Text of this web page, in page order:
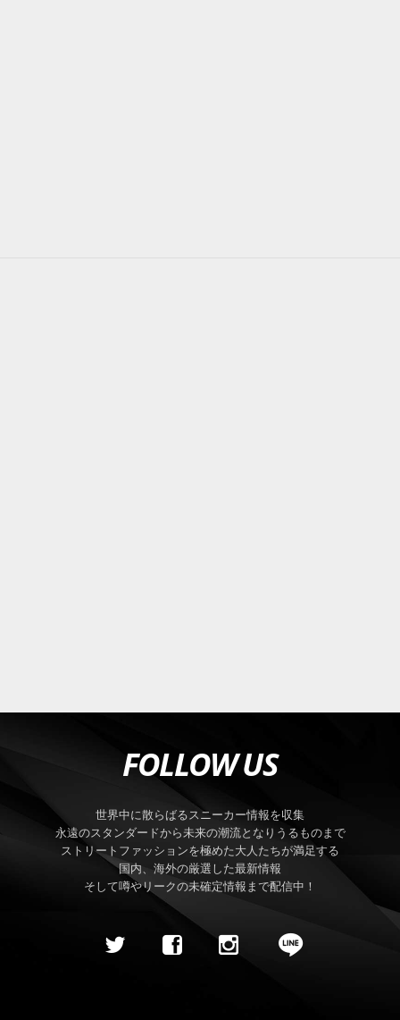
FOLLOW US
世界中に散らばるスニーカー情報を収集
永遠のスタンダードから未来の潮流となりうるものまで
ストリートファッションを極めた大人たちが満足する
国内、海外の厳選した最新情報
そして噂やリークの未確定情報まで配信中！